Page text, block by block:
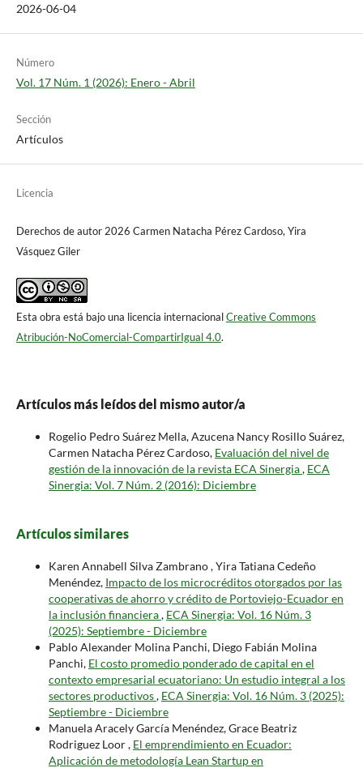
2026-06-04
Número
Vol. 17 Núm. 1 (2026): Enero - Abril
Sección
Artículos
Licencia
Derechos de autor 2026 Carmen Natacha Pérez Cardoso, Yira
Vásquez Giler
Esta obra está bajo una licencia internacionalCreative Commons
Atribución-NoComercial-CompartirIgual 4.0.
Artículos más leídos del mismo autor/a
Rogelio Pedro Suárez Mella, Azucena Nancy Rosillo Suárez,
Carmen Natacha Pérez Cardoso, Evaluación del nivel de
gestión de la innovación de la revista ECA Sinergia, ECA
Sinergia: Vol. 7 Núm. 2 (2016): Diciembre
Artículos similares
Karen Annabell Silva Zambrano , Yira Tatiana Cedeño
Menéndez, Impacto de los microcréditos otorgados por las
cooperativas de ahorro y crédito de Portoviejo-Ecuador en
la inclusión financiera, ECA Sinergia: Vol. 16 Núm. 3
(2025): Septiembre - Diciembre
Pablo Alexander Molina Panchi, Diego Fabián Molina
Panchi, El costo promedio ponderado de capital en el
contexto empresarial ecuatoriano: Un estudio integral a los
sectores productivos, ECA Sinergia: Vol. 16 Núm. 3 (2025):
Septiembre - Diciembre
Manuela Aracely García Menéndez, Grace Beatriz
Rodriguez Loor , El emprendimiento en Ecuador:
Aplicación de metodología Lean Startup en